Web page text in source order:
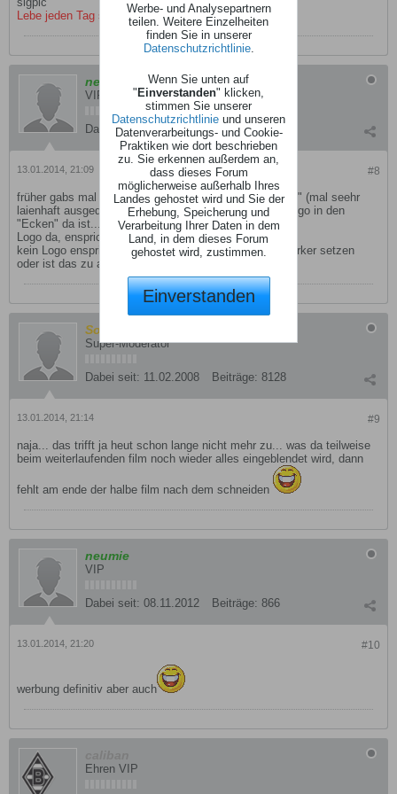
Lebe jeden Tag so als wäre es Dein Letzter!
neumie
VIP
Dabei seit: 08.11.2012 Beiträge: 866
#8
13.01.2014, 21:09
früher gabs mal systeme die haben das Bild "gescannt" (mal seehr
laienhaft ausgedrückt) und geguckt ob da Ein Senderlogo in den
"Ecken" da ist....
Logo da, enspricht Film
kein Logo enspricht Werbung, da könnte man doch Marker setzen
oder ist das zu aufwändig
SoLaLa
Super-Moderator
Dabei seit: 11.02.2008 Beiträge: 8128
#9
13.01.2014, 21:14
naja... das trifft ja heut schon lange nicht mehr zu... was da teilweise
beim weiterlaufenden film noch wieder alles eingeblendet wird, dann
fehlt am ende der halbe film nach dem schneiden
neumie
VIP
Dabei seit: 08.11.2012 Beiträge: 866
#10
13.01.2014, 21:20
werbung definitiv aber auch
Ehren VIP
Werbe- und Analysepartnern
teilen. Weitere Einzelheiten
finden Sie in unserer
Datenschutzrichtlinie.
Wenn Sie unten auf
"Einverstanden" klicken,
stimmen Sie unserer
Datenschutzrichtlinie und unseren
Datenverarbeitungs- und Cookie-
Praktiken wie dort beschrieben
zu. Sie erkennen außerdem an,
dass dieses Forum
möglicherweise außerhalb Ihres
Landes gehostet wird und Sie der
Erhebung, Speicherung und
Verarbeitung Ihrer Daten in dem
Land, in dem dieses Forum
gehostet wird, zustimmen.
Einverstanden